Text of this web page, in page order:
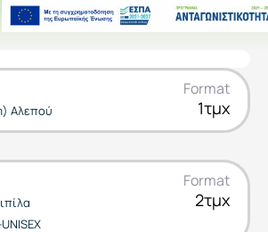
Αλεπού
Format
1τμχ
Format
2τμχ